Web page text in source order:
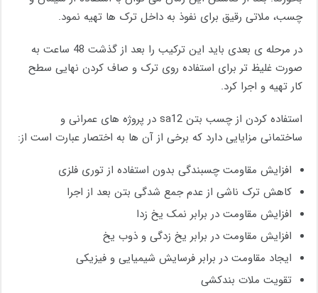
چسب، ملاتی رقیق برای نفوذ به داخل ترک ها تهیه نمود.
در مرحله ی بعدی باید این ترکیب را بعد از گذشت 48 ساعت به
صورت غلیظ تر برای استفاده روی ترک و صاف کردن نهایی سطح
کار تهیه و اجرا کرد.
استفاده کردن از چسب بتن sa12 در پروژه های عمرانی و
ساختمانی مزایایی دارد که برخی از آن ها به اختصار عبارت است از:
افزایش مقاومت چسبندگی بدون استفاده از توری فلزی
کاهش ترک ناشی از عدم جمع شدگی بتن بعد از اجرا
افزایش مقاومت در برابر نمک یخ زدا
افزایش مقاومت در برابر یخ زدگی و ذوب یخ
ایجاد مقاومت در برابر فرسایش شیمیایی و فیزیکی
تقویت ملات بندکشی